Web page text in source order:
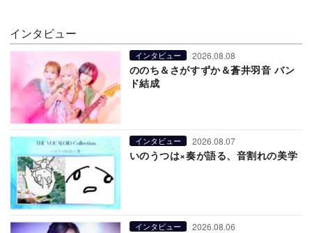
インタビュー
インタビュー 2026.08.08
ののち＆さがすずか＆蒼井羽音 バン
ド結成
インタビュー 2026.08.07
いのうつは×奏が語る、音割れの美学
インタビュー 2026.08.06